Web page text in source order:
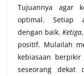
Tujuannya agar
optimal. Setiap
dengan baik. Ketiga
positif. Mulailah
kebiasaan
seseorang dekat